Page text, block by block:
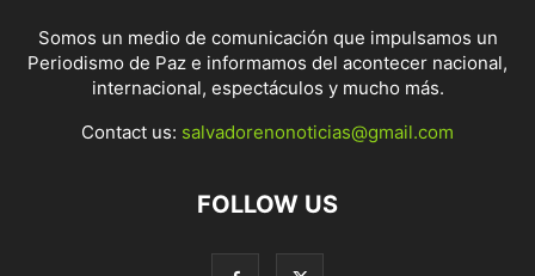
Somos un medio de comunicación que impulsamos un
Periodismo de Paz e informamos del acontecer nacional,
internacional, espectáculos y mucho más.
Contact us: salvadorenonoticias@gmail.com
FOLLOW US